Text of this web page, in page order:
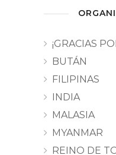
¡GRACIAS
BUTÁN
FILIPINAS
INDIA
MALASIA
MYANMAR
REINO DE